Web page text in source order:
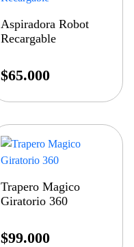
Aspiradora Robot
Recargable
$65.000
Trapero Magico
Giratorio 360
$99.000